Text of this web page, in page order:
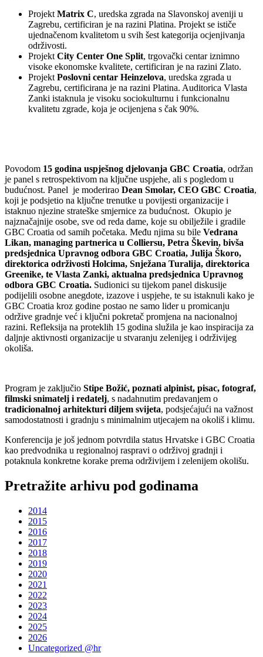
Projekt Matrix C, uredska zgrada na Slavonskoj aveniji u
Zagrebu, certificiran je na razini Platina. Projekt se ističe
ujednačenom kvalitetom u svih šest kategorija ocjenjivanja
održivosti.
Projekt City Center One Split, trgovački centar iznimno
visoke ekonomske kvalitete, certificiran je na razini Zlato.
Projekt Poslovni centar Heinzelova, uredska zgrada u
Zagrebu, certificirana je na razini Platina. Auditorica Vlasta
Zanki istaknula je visoku sociokulturnu i funkcionalnu
kvalitetu zgrade, koja je ocijenjena s čak 90%.
Povodom 15 godina uspješnog djelovanja GBC Croatia, održan
je panel s retrospektivom na ključne uspjehe, ali s pogledom u
budućnost. Panel je moderirao Dean Smolar, CEO GBC Croatia,
koji je podsjetio na ključne trenutke u povijesti organizacije i
istaknuo njezine strateške smjernice za budućnost. Okupio je
najznačajnije osobe, sve od reda dame, koje su obilježile i gradile
GBC Croatia od samih početaka. Među njima su bile Vedrana
Likan, managing partnerica u Colliersu, Petra Škevin, bivša
predsjednica Upravnog odbora GBC Croatia, Julija Škoro,
direktorica održivosti Holcima, Snježana Turalija, direktorica
Greenike, te Vlasta Zanki, aktualna predsjednica Upravnog
odbora GBC Croatia. Sudionici su tijekom panel diskusije
podijelili osobne anegdote, izazove i uspjehe, te su istaknuli kako je
GBC Croatia kroz godine postao ne samo lider u promicanju
održive gradnje već i ključni pokretač promjena na nacionalnoj
razini. Refleksija na proteklih 15 godina služila je kao inspiracija za
daljnje aktivnosti organizacije u stvaranju zelenijeg i održivijeg
okoliša.
Program je zaključio Stipe Božić, poznati alpinist, pisac, fotograf,
filmski snimatelj i redatelj, s nadahnutim predavanjem o
tradicionalnoj arhitekturi diljem svijeta, podsjećajući na važnost
samodostatnosti i gradnju s minimalnim utjecajem na okoliš i klimu.
Konferencija je još jednom potvrdila status Hrvatske i GBC Croatia
kao predvodnika u regionalnoj raspravi o održivoj gradnji i
potaknula konkretne korake prema održivijem i zelenijem okolišu.
Pretražite arhivu pod godinama
2014
2015
2016
2017
2018
2019
2020
2021
2022
2023
2024
2025
2026
Uncategorized @hr